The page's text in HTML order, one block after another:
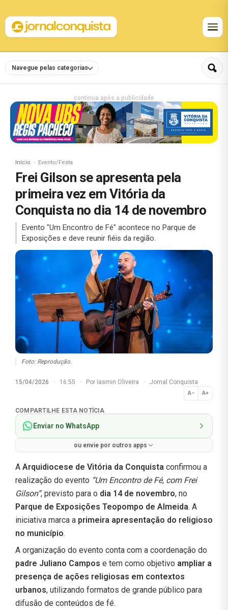
Navegue pelas categorias
continua após a publicidade
Início Evento/Festa
Frei Gilson se apresenta pela
primeira vez em Vitória da
Conquista no dia 14 de novembro
Evento "Um Encontro de Fé" acontece no Parque de
Exposições e deve reunir fiéis da região.
Foto: Reprodução.
15/04/2026 · 16:55 · Por Iasmin Oliveira · Jornal Conquista
A− A+
Normal
COMPARTILHE ESTA NOTÍCIA
Enviar no WhatsApp
ou envie por outros apps
A Arquidiocese de Vitória da Conquista confirmou a
realização do evento “Um Encontro de Fé, com Frei
Gilson”, previsto para o dia 14 de novembro, no
Parque de Exposições Teopompo de Almeida. A
iniciativa marca a primeira apresentação do religioso
no município.
A organização do evento conta com a coordenação do
padre Juliano Campos e tem como objetivo ampliar a
presença de ações religiosas em contextos
urbanos, utilizando formatos de grande público para
difusão de conteúdos de fé.